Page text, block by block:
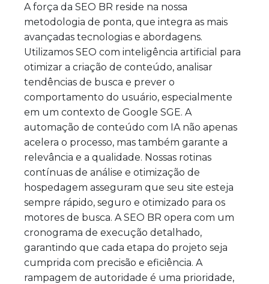
A força da SEO BR reside na nossa
metodologia de ponta, que integra as mais
avançadas tecnologias e abordagens.
Utilizamos SEO com inteligência artificial para
otimizar a criação de conteúdo, analisar
tendências de busca e prever o
comportamento do usuário, especialmente
em um contexto de Google SGE. A
automação de conteúdo com IA não apenas
acelera o processo, mas também garante a
relevância e a qualidade. Nossas rotinas
contínuas de análise e otimização de
hospedagem asseguram que seu site esteja
sempre rápido, seguro e otimizado para os
motores de busca. A SEO BR opera com um
cronograma de execução detalhado,
garantindo que cada etapa do projeto seja
cumprida com precisão e eficiência. A
rampagem de autoridade é uma prioridade,